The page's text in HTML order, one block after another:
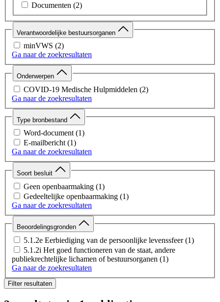
Documenten (2)
Verantwoordelijke bestuursorganen
minVWS (2)
Ga naar de zoekresultaten
Onderwerpen
COVID-19 Medische Hulpmiddelen (2)
Ga naar de zoekresultaten
Type bronbestand
Word-document (1)
E-mailbericht (1)
Ga naar de zoekresultaten
Soort besluit
Geen openbaarmaking (1)
Gedeeltelijke openbaarmaking (1)
Ga naar de zoekresultaten
Beoordelingsgronden
5.1.2e Eerbiediging van de persoonlijke levenssfeer (1)
5.1.2i Het goed functioneren van de staat, andere
publiekrechtelijke lichamen of bestuursorganen (1)
Ga naar de zoekresultaten
Filter resultaten